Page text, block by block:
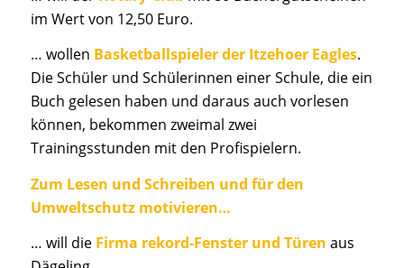
im Wert von 12,50 Euro.
… wollen Basketballspielerder Itzehoer Eagles.
Die Schüler und Schülerinnen einer Schule, die ein
Buch gelesen haben und daraus auch vorlesen
können, bekommen zweimal zwei
Trainingsstunden mit den Profispielern.
Zum Lesen und Schreiben und für den
Umweltschutz motivieren…
… will die Firma rekord-Fenster und Türen aus